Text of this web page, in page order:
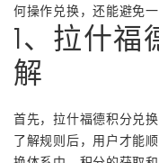
何操作兑换，还能避免
1、拉什福
解
首先，拉什福德积分兑
了解规则后，用户才能